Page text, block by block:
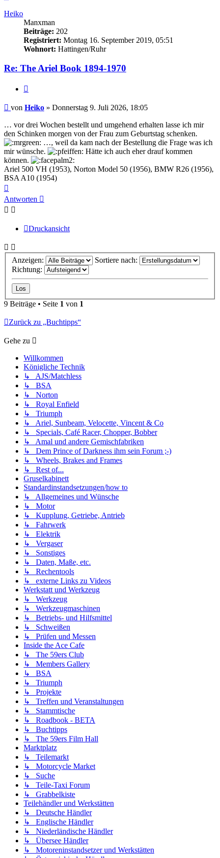
Heiko
Manxman
Beiträge: 202
Registriert: Montag 16. September 2019, 05:51
Wohnort: Hattingen/Ruhr
Re: The Ariel Book 1894-1970
Beitrag
von Heiko » Donnerstag 9. Juli 2026, 18:05
… vor drei Wochen bestellt und umgehend erhalten lasse ich mir
den Schinken morgen von der Frau zum Geburtstag schenken.
…, weil da kam nach der Bestellung die Frage was ich
mir wünsche.
Hätte ich auch eher drauf kommen
können.
Ariel 500 VH (1953), Norton Model 50 (1956), BMW R26 (1956),
BSA A10 (1954)
oben
Antworten
Druckansicht
Anzeigen:
Sortiere nach:
Richtung:
9 Beiträge • Seite 1 von 1
Zurück zu „Buchtipps“
Gehe zu
Willkommen
Königliche Technik
↳ AJS/Matchless
↳ BSA
↳ Norton
↳ Royal Enfield
↳ Triumph
↳ Ariel, Sunbeam, Velocette, Vincent & Co
↳ Specials, Café Racer, Chopper, Bobber
↳ Amal und andere Gemischfabriken
↳ Dem Prince of Darkness ihm sein Forum ;-)
↳ Wheels, Brakes and Frames
↳ Rest of...
Gruselkabinett
Standardinstandsetzungen/how to
↳ Allgemeines und Wünsche
↳ Motor
↳ Kupplung, Getriebe, Antrieb
↳ Fahrwerk
↳ Elektrik
↳ Vergaser
↳ Sonstiges
↳ Daten, Maße, etc.
↳ Rechentools
↳ externe Links zu Videos
Werkstatt und Werkzeug
↳ Werkzeug
↳ Werkzeugmaschinen
↳ Betriebs- und Hilfsmittel
↳ Schweißen
↳ Prüfen und Messen
Inside the Ace Cafe
↳ The 59ers Club
↳ Members Gallery
↳ BSA
↳ Triumph
↳ Projekte
↳ Treffen und Veranstaltungen
↳ Stammtische
↳ Roadbook - BETA
↳ Buchtipps
↳ The 59ers Film Hall
Marktplatz
↳ Teilemarkt
↳ Motorcycle Market
↳ Suche
↳ Teile-Taxi Forum
↳ Grabbelkiste
Teilehändler und Werkstätten
↳ Deutsche Händler
↳ Englische Händler
↳ Niederländische Händler
↳ Übersee Händler
↳ Motoreninstandsetzer und Werkstätten